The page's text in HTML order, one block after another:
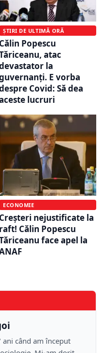
ȘTIRI DE ULTIMĂ ORĂ
Călin Popescu
atac
la
E vorba
Covid: Să dea
lucruri
ECONOMIE
Creșteri nejustificate la
raft! Călin Popescu
face apel la
ani când am început